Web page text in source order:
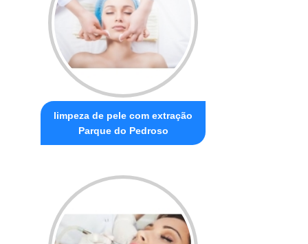
limpeza de pele com extração
Parque do Pedroso